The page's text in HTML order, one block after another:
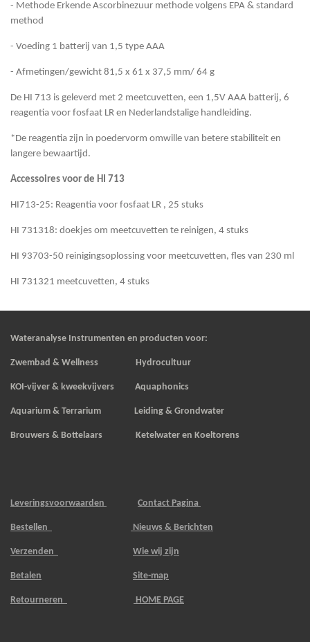
- Methode Erkende Ascorbinezuur methode volgens EPA & standard
method
- Voeding 1 batterij van 1,5 type AAA
- Afmetingen/gewicht 81,5 x 61 x 37,5 mm/ 64 g
De HI 713 is geleverd met 2 meetcuvetten, een 1,5V AAA batterij, 6
reagentia voor fosfaat LR en Nederlandstalige handleiding.
*De reagentia zijn in poedervorm omwille van betere stabiliteit en
langere bewaartijd.
Accessoires voor de HI 713
HI713-25: Reagentia voor fosfaat LR , 25 stuks
HI 731318: doekjes om meetcuvetten te reinigen, 4 stuks
HI 93703-50 reinigingsoplossing voor meetcuvetten, fles van 230 ml
HI 731321 meetcuvetten, 4 stuks
Wateranalyse Instrumenten en producten voor:
Zwembad & Wellness Hydrocultuur
KOI-vijver & kweekvijvers Aquaphonics
Aquarium & Terrarium Leiding & Grondwater
Brouwers & Bottelaars Ketelwater en Koeltorens
Leveringsvoorwaarden Contact Pagina
Bestellen Nieuws & Berichten
Verzenden Wie wij zijn
Betalen Site-map
Retourneren HOME PAGE